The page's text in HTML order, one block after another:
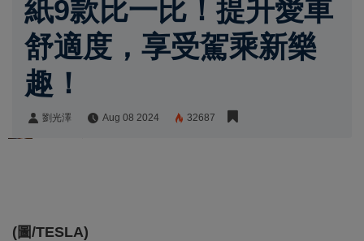
紙9款比一比！提升愛車
舒適度，享受駕乘新樂
趣！
劉光澤 Aug 08 2024 32687
(圖/TESLA)